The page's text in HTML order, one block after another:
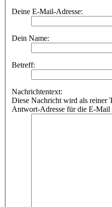
Deine E-Mail-Adresse:
Dein Name:
Betreff:
Nachrichtentext:
Diese Nachricht wird als reiner
Antwort-Adresse für die E-Mail